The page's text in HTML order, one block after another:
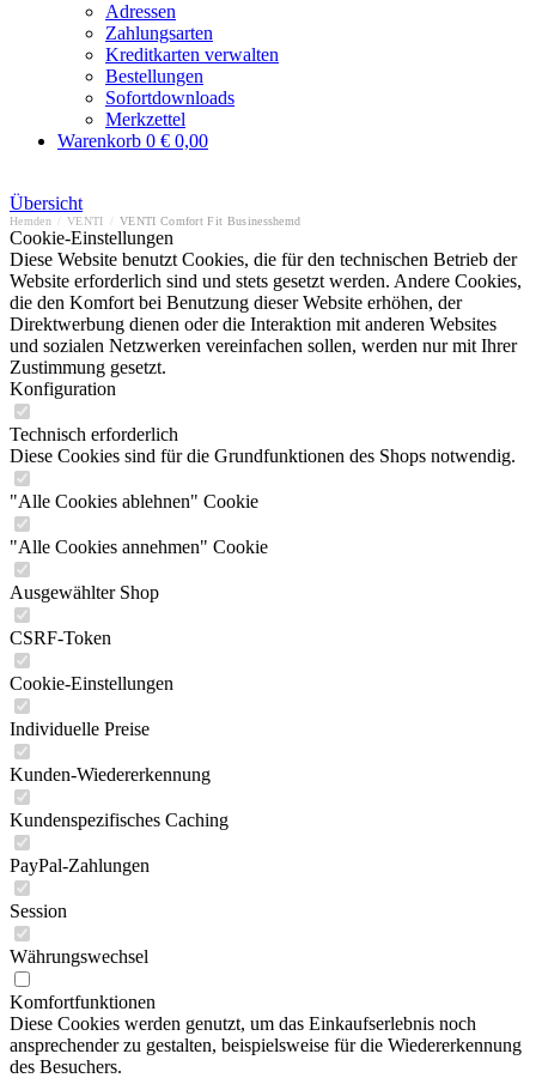
Adressen
Zahlungsarten
Kreditkarten verwalten
Bestellungen
Sofortdownloads
Merkzettel
Warenkorb 0 € 0,00
Übersicht
Hemden VENTI VENTI Comfort Fit Businesshemd
Cookie-Einstellungen
Diese Website benutzt Cookies, die für den technischen Betrieb der
Website erforderlich sind und stets gesetzt werden. Andere Cookies,
die den Komfort bei Benutzung dieser Website erhöhen, der
Direktwerbung dienen oder die Interaktion mit anderen Websites
und sozialen Netzwerken vereinfachen sollen, werden nur mit Ihrer
Zustimmung gesetzt.
Konfiguration
Technisch erforderlich
Diese Cookies sind für die Grundfunktionen des Shops notwendig.
"Alle Cookies ablehnen" Cookie
"Alle Cookies annehmen" Cookie
Ausgewählter Shop
CSRF-Token
Cookie-Einstellungen
Individuelle Preise
Kunden-Wiedererkennung
Kundenspezifisches Caching
PayPal-Zahlungen
Session
Währungswechsel
Komfortfunktionen
Diese Cookies werden genutzt, um das Einkaufserlebnis noch
ansprechender zu gestalten, beispielsweise für die Wiedererkennung
des Besuchers.